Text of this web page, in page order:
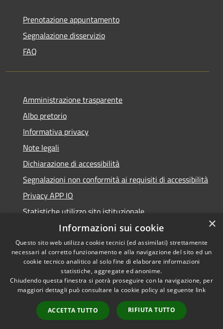
Prenotazione appuntamento
Segnalazione disservizio
FAQ
Amministrazione trasparente
Albo pretorio
Informativa privacy
Note legali
Dichiarazione di accessibilità
Segnalazioni non conformità ai requisiti di accessibilità
Privacy APP IO
Statistiche utilizzo sito istituzionale
Qualità dei Servizi Comunali
RSS
Accessibilità
Copyright © 2023 •
Città di Peschiera
Borromeo •
Powered byMunicipium
×
Informazioni sui cookie
Questo sito web utilizza cookie tecnici (ed assimilati) strettamente
necessari al corretto funzionamento e alla navigazione del sito ed un
cookie tecnico analitico al solo fine di elaborare informazioni
statistiche, aggregate ed anonime.
Chiudendo questa finestra si potrà proseguire con la navigazione, per
maggiori dettagli può consultare la cookie policy al seguente link
ACCETTA TUTTO RIFIUTA TUTTO